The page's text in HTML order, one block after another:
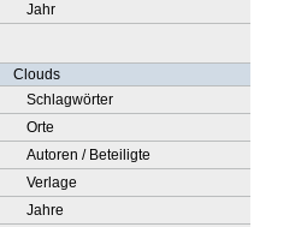
Jahr
Clouds
Schlagwörter
Orte
Autoren / Beteiligte
Verlage
Jahre